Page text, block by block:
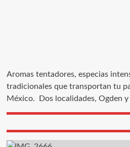
Aromas tentadores, especias
tradicionales que transportan tu
México.
Dos localidades, Ogden